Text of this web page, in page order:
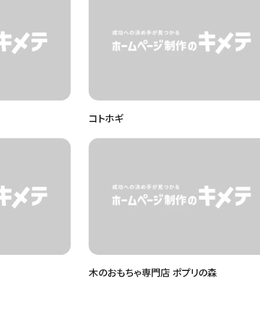
コトホギ
木のおもちゃ専門店 ポプリの森